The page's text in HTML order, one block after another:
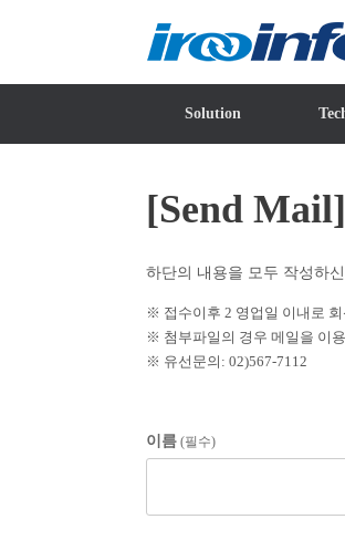
Solution
[Send
하단의 내용을 모두 작성하
※ 접수이후 2 영업일 이내로
※ 첨부파일의 경우 메일을 이
※ 유선문의: 02)567-7112
이름 (필수)